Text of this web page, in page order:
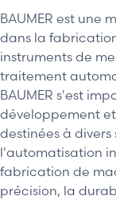
BAUMER est une
dans la
instruments de
traitement
BAUMER s'est
développement
destinées à
l'automatisation
fabrication de
précision, la